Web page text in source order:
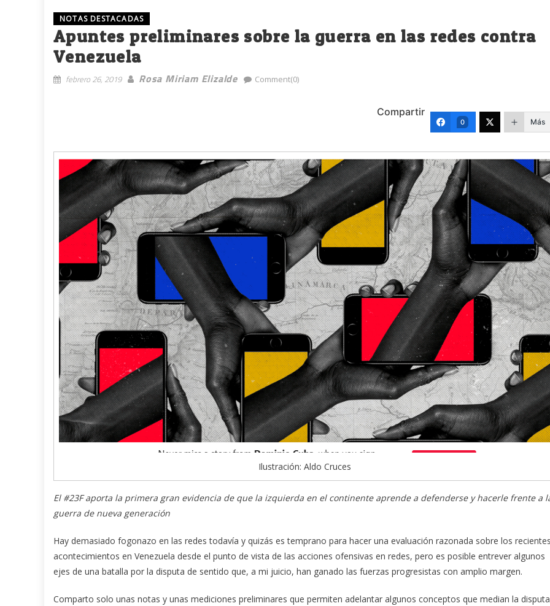
NOTAS DESTACADAS
Apuntes preliminares sobre la guerra en las redes contra
Venezuela
febrero 26, 2019 Rosa Miriam Elizalde Comment(0)
Compartir
0 Más
Ilustración: Aldo Cruces
El #23F aporta la primera gran evidencia de que la izquierda en el continente aprende a defenderse y hacerle frente a
guerra de nueva generación
Hay demasiado fogonazo en las redes todavía y quizás es temprano para hacer una evaluación razonada sobre los recientes
acontecimientos en Venezuela desde el punto de vista de las acciones ofensivas en redes, pero es posible entrever algunos
ejes de una batalla por la disputa de sentido que, a mi juicio, han ganado las fuerzas progresistas con amplio margen.
Comparto solo unas notas y unas mediciones preliminares que permiten adelantar algunos conceptos que median la disputa